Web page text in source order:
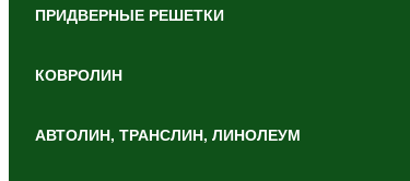
ПРИДВЕРНЫЕ РЕШЕТКИ
КОВРОЛИН
АВТОЛИН, ТРАНСЛИН, ЛИНОЛЕУМ